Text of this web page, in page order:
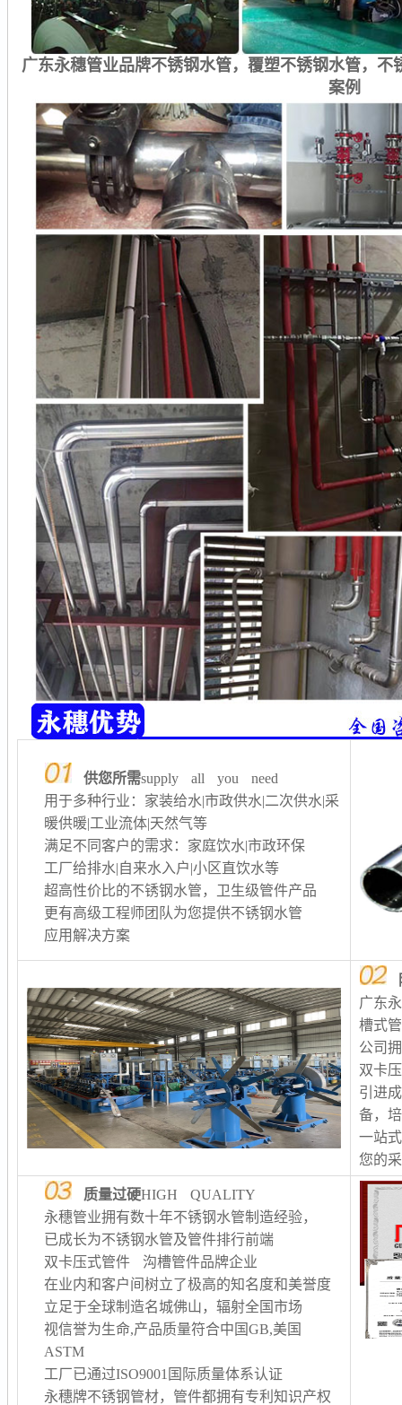
广东永穗管业品牌不锈钢水管，覆塑不锈钢水管，
案例
供您所需supply all you need
用于多种行业：家装给水|市政供水|二次供水|采
暖供暖|工业流体|天然气等
满足不同客户的需求：家庭饮水|市政环保
工厂给排水|自来水入户|小区直饮水等
超高性价比的不锈钢水管，卫生级管件产品
更有高级工程师团队为您提供不锈钢水管
应用解决方案
广东
槽式
公司
双卡
引进
备，
一站
您的
质量过硬HIGH QUALITY
永穗管业拥有数十年不锈钢水管制造经验，
已成长为不锈钢水管及管件排行前端
双卡压式管件 沟槽管件品牌企业
在业内和客户间树立了极高的知名度和美誉度
立足于全球制造名城佛山，辐射全国市场
视信誉为生命,产品质量符合中国GB,美国
ASTM
工厂已通过ISO9001国际质量体系认证
永穗牌不锈钢管材，管件都拥有专利知识产权